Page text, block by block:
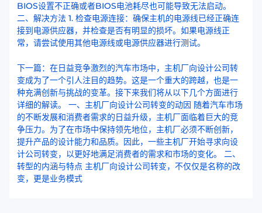
BIOS设置不正确或者BIOS电池耗尽也可能导致无法启动。
二、解决方法 1. 检查电源连接：确保主机的电源线已经正确连
接到电源供应器，并检查是否有明显的损坏。如果电源线正
常，请尝试使用其他电源线或电源供应器进行测试。
下一篇：在日益竞争激烈的汽车市场中，主机厂向设计公司转
变成为了一个引人注目的趋势。这是一个重大的跨越，也是一
种充满创新与挑战的变革。接下来我们将从以下几个方面进行
详细的解读。 一、主机厂向设计公司转变的动因 随着汽车市场
的不断发展和消费者需求的日益升级，主机厂面临着巨大的竞
争压力。为了在市场中保持领先地位，主机厂必须不断创新，
提升产品的设计能力和品质。因此，一些主机厂开始寻求向设
计公司转变，以更好地满足消费者的需求和市场的变化。 二、
转型的内涵与特点 主机厂向设计公司转变，不仅仅是名称的改
变，更是业务模式